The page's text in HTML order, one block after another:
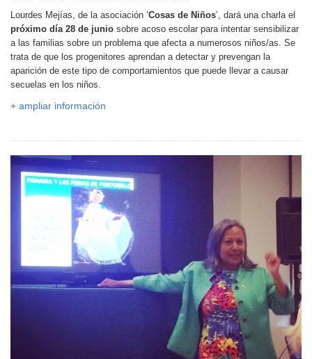
Lourdes Mejías, de la asociación ‘Cosas de Niños’, dará una charla el
próximo día 28 de junio sobre acoso escolar para intentar sensibilizar
a las familias sobre un problema que afecta a numerosos niños/as. Se
trata de que los progenitores aprendan a detectar y prevengan la
aparición de este tipo de comportamientos que puede llevar a causar
secuelas en los niños.
+ ampliar información